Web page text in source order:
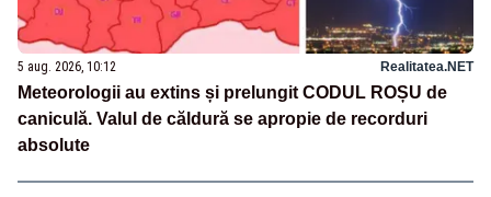
5 aug. 2026, 10:12 Realitatea.NET
Meteorologii au extins și prelungit CODUL ROȘU de
caniculă. Valul de căldură se apropie de recorduri
absolute